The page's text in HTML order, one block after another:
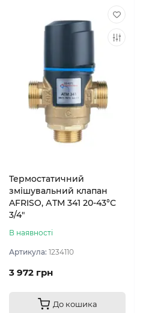
Термостатичний
змішувальний клапан
AFRISO, АТМ 341 20-43°С
3/4″
В наявності
Артикула: 1234110
3 972 грн
До кошика